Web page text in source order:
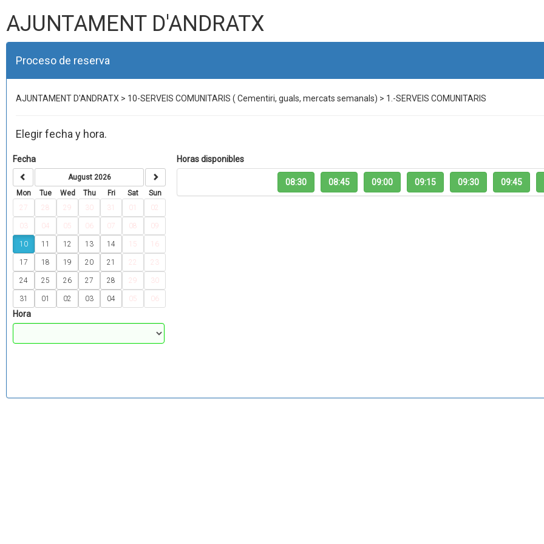
AJUNTAMENT D'ANDRATX
Proceso de reserva
AJUNTAMENT D'ANDRATX > 10-SERVEIS COMUNITARIS ( Cementiri, guals, mercats semanals) > 1.-SERVEIS COMUNITARIS
Elegir fecha y hora.
Fecha
August 2026
Mon
Tue Wed Thu Fri Sat
Sun
27
28 29 30 31 01 02
03 04 05 06 07 08 09
10 11 12 13 14 15 16
17 18 19 20 21 22 23
24 25 26 27 28 29 30
31 01 02 03 04 05 06
Hora
Horas disponibles
08:30 08:45 09:00 09:15 09:30 09:45